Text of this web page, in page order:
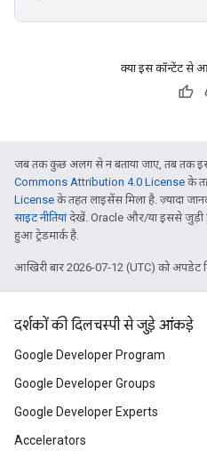
क्या इस कॉन्टेंट से
जब तक कुछ अलग से न बताया जाए, तब तक इस
Commons Attribution 4.0 License के
License के तहत लाइसेंस मिला है. ज़्यादा
साइट नीतियांदेखें. Oracle और/या इससे जुड़ी
हुआ ट्रेडमार्क है.
आखिरी बार 2026-07-12 (UTC) को अपडेट
दर्शकों की दिलचस्पी से जुड़े आंकड़े
Google Developer Program
Google Developer Groups
Google Developer Experts
Accelerators